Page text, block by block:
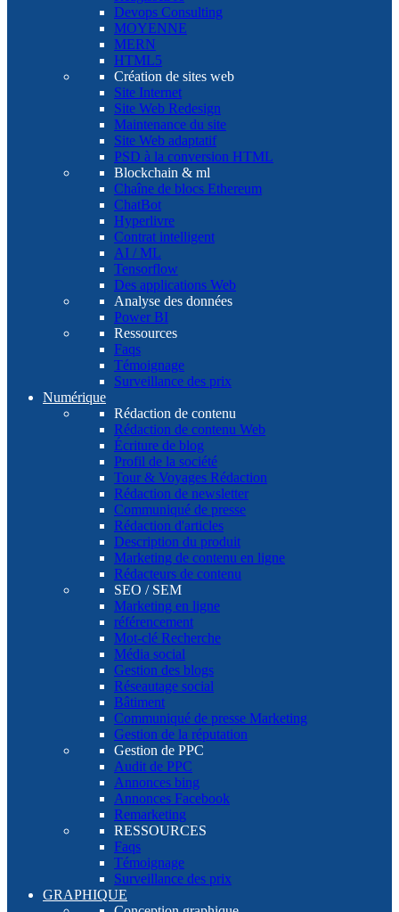
Devops Consulting
MOYENNE
MERN
HTML5
Création de sites web
Site Internet
Site Web Redesign
Maintenance du site
Site Web adaptatif
PSD à la conversion HTML
Blockchain & ml
Chaîne de blocs Ethereum
ChatBot
Hyperlivre
Contrat intelligent
AI / ML
Tensorflow
Des applications Web
Analyse des données
Power BI
Ressources
Faqs
Témoignage
Surveillance des prix
Numérique
Rédaction de contenu
Rédaction de contenu Web
Écriture de blog
Profil de la société
Tour & Voyages Rédaction
Rédaction de newsletter
Communiqué de presse
Rédaction d'articles
Description du produit
Marketing de contenu en ligne
Rédacteurs de contenu
SEO / SEM
Marketing en ligne
référencement
Mot-clé Recherche
Média social
Gestion des blogs
Réseautage social
Bâtiment
Communiqué de presse Marketing
Gestion de la réputation
Gestion de PPC
Audit de PPC
Annonces bing
Annonces Facebook
Remarketing
RESSOURCES
Faqs
Témoignage
Surveillance des prix
GRAPHIQUE